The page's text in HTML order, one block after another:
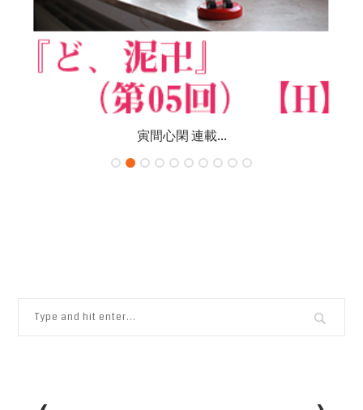
寅間心閑 連載...